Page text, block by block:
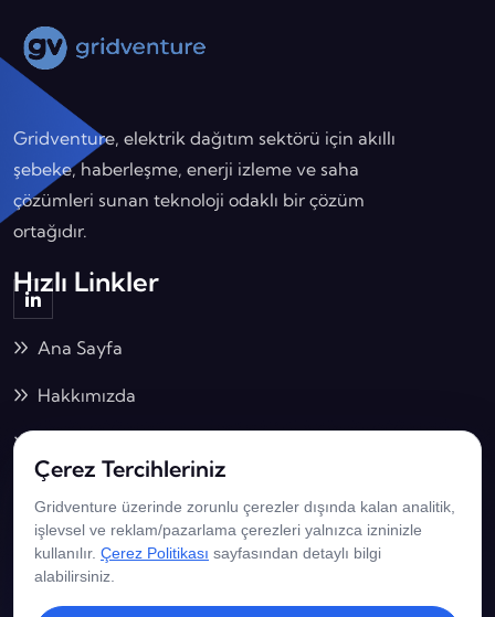
Gridventure, elektrik dağıtım sektörü için akıllı
şebeke, haberleşme, enerji izleme ve saha
çözümleri sunan teknoloji odaklı bir çözüm
ortağıdır.
Hızlı Linkler
Ana Sayfa
Hakkımızda
İletişim Bilgilerimiz
Çerez Tercihleriniz
Gridventure üzerinde zorunlu çerezler dışında kalan analitik,
işlevsel ve reklam/pazarlama çerezleri yalnızca izninizle
kullanılır. Çerez Politikası sayfasından detaylı bilgi
alabilirsiniz.